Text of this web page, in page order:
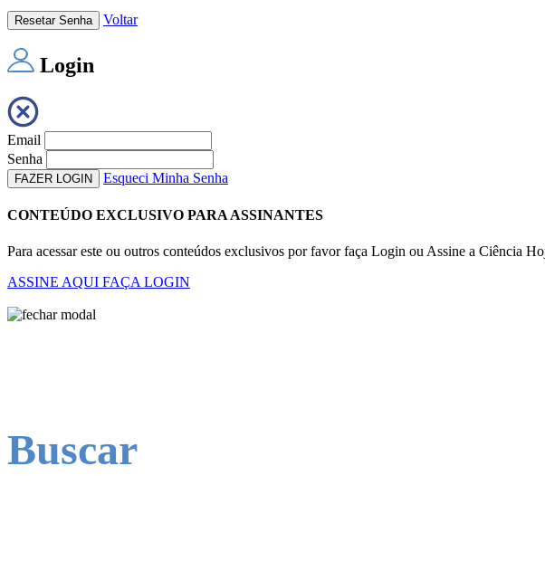
Resetar Senha Voltar
Login
Email
Senha
FAZER LOGIN Esqueci Minha Senha
CONTEÚDO EXCLUSIVO PARA ASSINANTES
Para acessar este ou outros conteúdos exclusivos por favor faça Login ou Assine a Ciência
ASSINE AQUI FAÇA LOGIN
Buscar